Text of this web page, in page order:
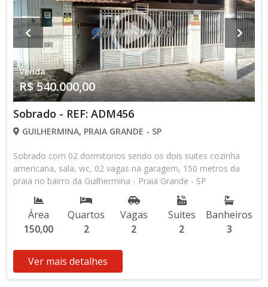
Venda
R$ 540.000,00
Sobrado - REF: ADM456
GUILHERMINA, PRAIA GRANDE - SP
Sobrado com 02 dormitorios sendo os dois suites cozinha
americana, sala, wc, 02 vagas na garagem, 150 metros da
praia no bairro da Guilhermina - Praia Grande - SP
Área
150,00
Quartos
2
Vagas
2
Suites
2
Banheiros
3
Ver mais detalhes